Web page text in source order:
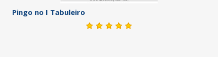
Pingo no I Tabuleiro